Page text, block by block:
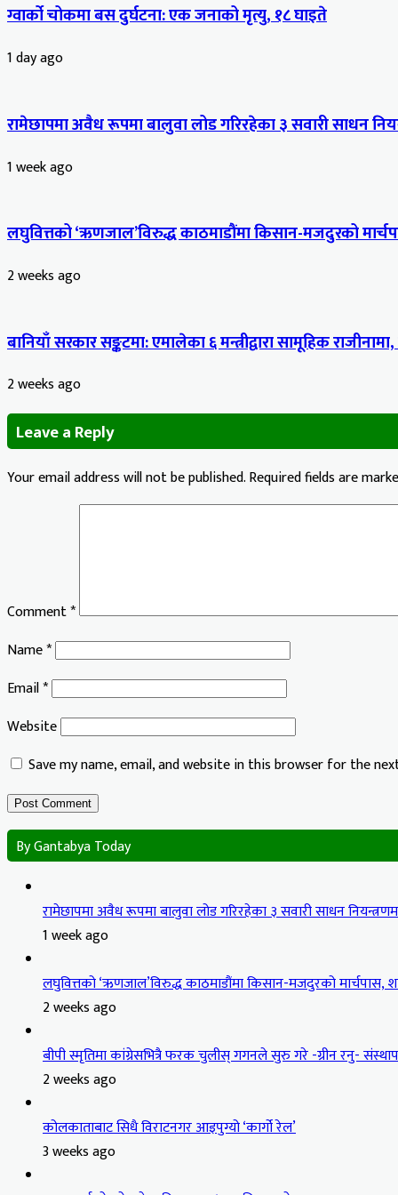
ग्वार्को चोकमा बस दुर्घटना: एक जनाको मृत्यु, १८ घाइते
1 day ago
रामेछापमा अवैध रूपमा बालुवा लोड गरिरहेका ३ सवारी साधन
1 week ago
लघुवित्तको ‘ऋणजाल’विरुद्ध काठमाडौंमा किसान-मजदुरको
2 weeks ago
बानियाँ सरकार सङ्कटमा: एमालेका ६ मन्त्रीद्वारा सामूहिक
2 weeks ago
Leave a Reply
Your email address will not be published.Required fields are
Comment*
Name*
Email*
Website
Save my name, email, and website in this browser for the
By Gantabya Today
रामेछापमा अवैध रूपमा बालुवा लोड गरिरहेका ३ सवारी साधन
1 week ago
लघुवित्तको ‘ऋणजाल’विरुद्ध काठमाडौंमा किसान-मजदुरको मार्चपास,
2 weeks ago
बीपी स्मृतिमा कांग्रेसभित्रै फरक चुलीस् गगनले सुरु गरे -ग्रीन रनु-
2 weeks ago
कोलकाताबाट सिधै विराटनगर आइपुग्यो ‘कार्गो रेल’
3 weeks ago